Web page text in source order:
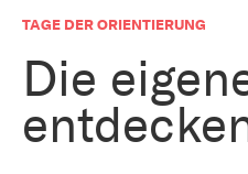
TAGE DER ORIENTIERUNG
Die
Kirche und Geld
Reformprozess
Kirchenjahr
Ökumene
Bildung und